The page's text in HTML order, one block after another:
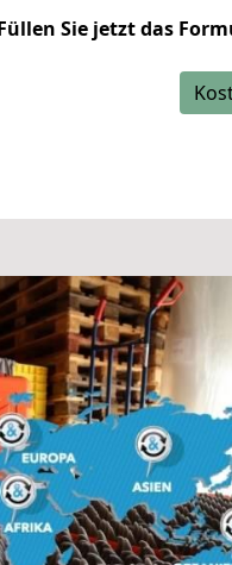
Sie jetzt das